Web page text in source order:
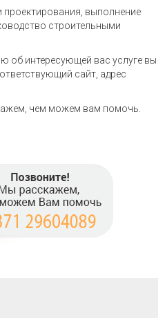
выполнение
строительными
об интересующей вас услуге вы
сайт, адрес
чем можем вам помочь.